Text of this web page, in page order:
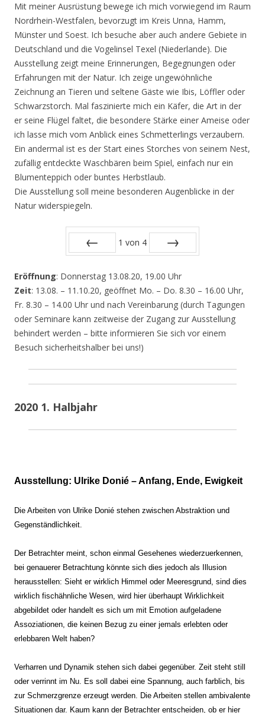
Mit meiner Ausrüstung bewege ich mich vorwiegend im Raum
Nordrhein-Westfalen, bevorzugt im Kreis Unna, Hamm,
Münster und Soest. Ich besuche aber auch andere Gebiete in
Deutschland und die Vogelinsel Texel (Niederlande). Die
Ausstellung zeigt meine Erinnerungen, Begegnungen oder
Erfahrungen mit der Natur. Ich zeige ungewöhnliche
Zeichnung an Tieren und seltene Gäste wie Ibis, Löffler oder
Schwarzstorch. Mal faszinierte mich ein Käfer, die Art in der
er seine Flügel faltet, die besondere Stärke einer Ameise oder
ich lasse mich vom Anblick eines Schmetterlings verzaubern.
Ein andermal ist es der Start eines Storches von seinem Nest,
zufällig entdeckte Waschbären beim Spiel, einfach nur ein
Blumenteppich oder buntes Herbstlaub.
Die Ausstellung soll meine besonderen Augenblicke in der
Natur widerspiegeln.
1 von 4
Eröffnung: Donnerstag 13.08.20, 19.00 Uhr
Zeit: 13.08. – 11.10.20, geöffnet Mo. – Do. 8.30 – 16.00 Uhr,
Fr. 8.30 – 14.00 Uhr und nach Vereinbarung (durch Tagungen
oder Seminare kann zeitweise der Zugang zur Ausstellung
behindert werden – bitte informieren Sie sich vor einem
Besuch sicherheitshalber bei uns!)
2020 1. Halbjahr
Ausstellung: Ulrike Donié – Anfang, Ende, Ewigkeit
Die Arbeiten von Ulrike Donié stehen zwischen Abstraktion und
Gegenständlichkeit.
Der Betrachter meint, schon einmal Gesehenes wiederzuerkennen,
bei genauerer Betrachtung könnte sich dies jedoch als Illusion
herausstellen: Sieht er wirklich Himmel oder Meeresgrund, sind dies
wirklich fischähnliche Wesen, wird hier überhaupt Wirklichkeit
abgebildet oder handelt es sich um mit Emotion aufgeladene
Assoziationen, die keinen Bezug zu einer jemals erlebten oder
erlebbaren Welt haben?
Verharren und Dynamik stehen sich dabei gegenüber. Zeit steht still
oder verrinnt im Nu. Es soll dabei eine Spannung, auch farblich, bis
zur Schmerzgrenze erzeugt werden. Die Arbeiten stellen ambivalente
Situationen dar. Kaum kann der Betrachter entscheiden, ob er hier